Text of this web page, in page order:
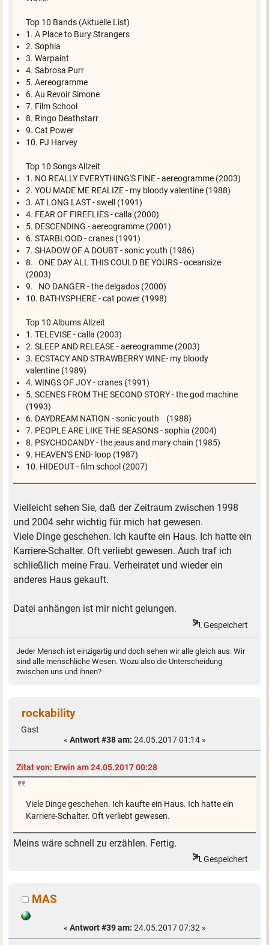
Top 10 Bands (Aktuelle List)
1. A Place to Bury Strangers
2. Sophia
3. Warpaint
4. Sabrosa Purr
5. Aereogramme
6. Au Revoir Simone
7. Film School
8. Ringo Deathstarr
9. Cat Power
10. PJ Harvey
Top 10 Songs Allzeit
1. NO REALLY EVERYTHING'S FINE - aereogramme (2003)
2. YOU MADE ME REALIZE - my bloody valentine (1988)
3. AT LONG LAST - swell (1991)
4. FEAR OF FIREFLIES - calla (2000)
5. DESCENDING - aereogramme (2001)
6. STARBLOOD - cranes (1991)
7. SHADOW OF A DOUBT - sonic youth (1986)
8. ONE DAY ALL THIS COULD BE YOURS - oceansize
(2003)
9. NO DANGER - the delgados (2000)
10. BATHYSPHERE - cat power (1998)
Top 10 Albums Allzeit
1. TELEVISE - calla (2003)
2. SLEEP AND RELEASE - aereogramme (2003)
3. ECSTACY AND STRAWBERRY WINE- my bloody
valentine (1989)
4. WINGS OF JOY - cranes (1991)
5. SCENES FROM THE SECOND STORY - the god machine
(1993)
6. DAYDREAM NATION - sonic youth (1988)
7. PEOPLE ARE LIKE THE SEASONS - sophia (2004)
8. PSYCHOCANDY - the jeaus and mary chain (1985)
9. HEAVEN'S END- loop (1987)
10. HIDEOUT - film school (2007)
Vielleicht sehen Sie, daß der Zeitraum zwischen 1998
und 2004 sehr wichtig für mich hat gewesen.
Viele Dinge geschehen. Ich kaufte ein Haus. Ich hatte ein
Karriere-Schalter. Oft verliebt gewesen. Auch traf ich
schließlich meine Frau. Verheiratet und wieder ein
anderes Haus gekauft.
Datei anhängen ist mir nicht gelungen.
Gespeichert
Jeder Mensch ist einzigartig und doch sehen wir alle gleich aus. Wir
sind alle menschliche Wesen. Wozu also die Unterscheidung
zwischen uns und ihnen?
rockability
Gast
« Antwort #38 am: 24.05.2017 01:14 »
Zitat von: Erwin am 24.05.2017 00:28
Viele Dinge geschehen. Ich kaufte ein Haus. Ich hatte ein
Karriere-Schalter. Oft verliebt gewesen.
Meins wäre schnell zu erzählen. Fertig.
Gespeichert
MAS
« Antwort #39 am: 24.05.2017 07:32 »